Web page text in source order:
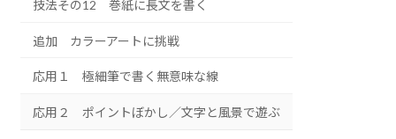
技法その12 巻紙に長文を書く
追加 カラーアートに挑戦
応用１ 極細筆で書く無意味な線
応用２ ポイントぼかし／文字と風景で遊ぶ